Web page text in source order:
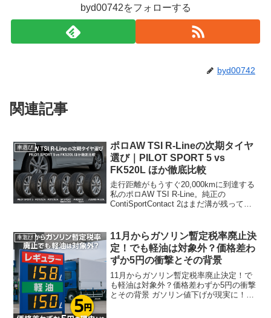
byd00742をフォローする
byd00742
関連記事
車選び
ポロAW TSI R-Lineの次期タイヤ
選び｜PILOT SPORT 5 vs
FK520L ほか徹底比較
走行距離がもうすぐ20,000kmに到達する
私のポロAW TSI R-Line。純正の
ContiSportContact 2はまだ溝が残ってい
ろ次をどうするか？...
車選び
11月からガソリン暫定税率廃止決
定！でも軽油は対象外？価格差わ
ずか5円の衝撃とその背景
11月からガソリン暫定税率廃止決定！で
も軽油は対象外？価格差わずか5円の衝撃
とその背景 ガソリン値下げが現実に！で